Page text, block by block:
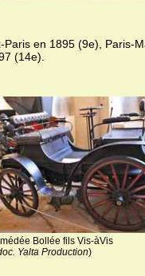
en 1895 (9e), Paris-
(14e).
Bollée fils Vis-àVis
Yalta Production)